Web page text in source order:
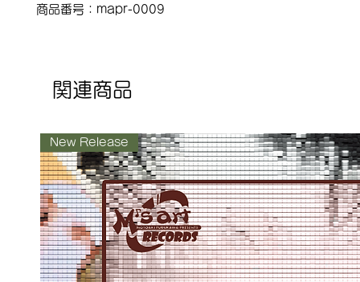
商品番号：mapr-0009
関連商品
New Release